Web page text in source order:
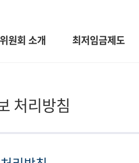
위원회 소개 최저임금제도
처리방침